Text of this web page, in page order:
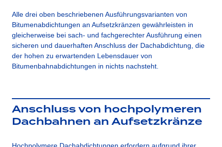
Alle drei oben beschriebenen Ausführungsvarianten von
Bitumenabdichtungen an Aufsetzkränzen gewährleisten in
gleicherweise bei sach- und fachgerechter Ausführung einen
sicheren und dauerhaften Anschluss der Dachabdichtung, die
der hohen zu erwartenden Lebensdauer von
Bitumenbahnabdichtungen in nichts nachsteht.
Anschluss von hochpolymeren
Dachbahnen an Aufsetzkränze
Hochpolymere Dachabdichtungen erfordern aufgrund ihrer